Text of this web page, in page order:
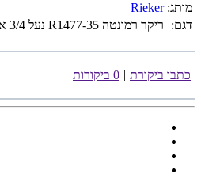
מותג: Rieker
דגם:
ריקר רמונטה R1477-35 נעל 3/4 אופנתית ונוחה בורדו
כתבו ביקורת | 0 ביקורות